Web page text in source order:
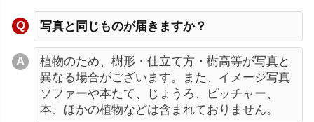
写真と同じものが届きますか？
植物のため、樹形・仕立て方・樹高等が写真と
異なる場合がございます。また、イメージ写真
ソファーや本たて、じょうろ、ピッチャー、
本、ほかの植物などは含まれておりません。